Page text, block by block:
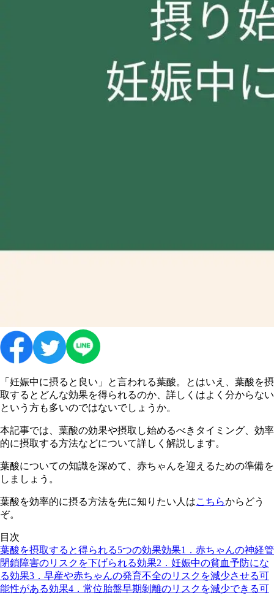
「妊娠中に摂ると良い」と言われる葉酸。とはいえ、葉酸を摂
取するとどんな効果を得られるのか、詳しくはよく分からない
という方も多いのではないでしょうか。
本記事では、葉酸の効果や摂取し始めるべきタイミング、効率
的に摂取する方法などについて詳しく解説します。
葉酸についての知識を深めて、赤ちゃんを迎えるための準備を
しましょう。
葉酸を効率的に摂る方法を先に知りたい人はこちらからどう
ぞ。
目次
葉酸を摂取すると得られる5つの効果効果1．赤ちゃんの神経管
閉鎖障害のリスクを下げられる効果2．妊娠中の貧血予防にな
る効果3．早産や赤ちゃんの発育不全のリスクを減少させる可
能性がある効果4．常位胎盤早期剝離のリスクを減少できる可